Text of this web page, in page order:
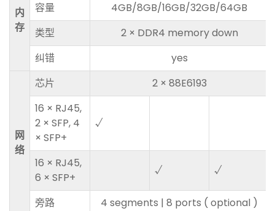
内
存
容量
4GB/8GB/16GB/32GB/64GB
类型
2 × DDR4 memory down
纠错
yes
网
络
芯片
2 × 88E6193
16 × RJ45,
2 × SFP, 4
× SFP+
√
16 × RJ45,
6 × SFP+
√ √
旁路 4 segments | 8 ports ( optional )